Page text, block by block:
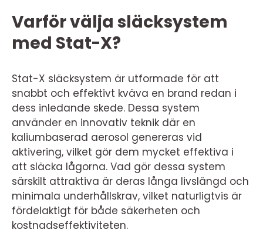
Varför välja släcksystem
med Stat-X?
Stat-X släcksystem är utformade för att
snabbt och effektivt kväva en brand redan i
dess inledande skede. Dessa system
använder en innovativ teknik där en
kaliumbaserad aerosol genereras vid
aktivering, vilket gör dem mycket effektiva i
att släcka lågorna. Vad gör dessa system
särskilt attraktiva är deras långa livslängd och
minimala underhållskrav, vilket naturligtvis är
fördelaktigt för både säkerheten och
kostnadseffektiviteten.